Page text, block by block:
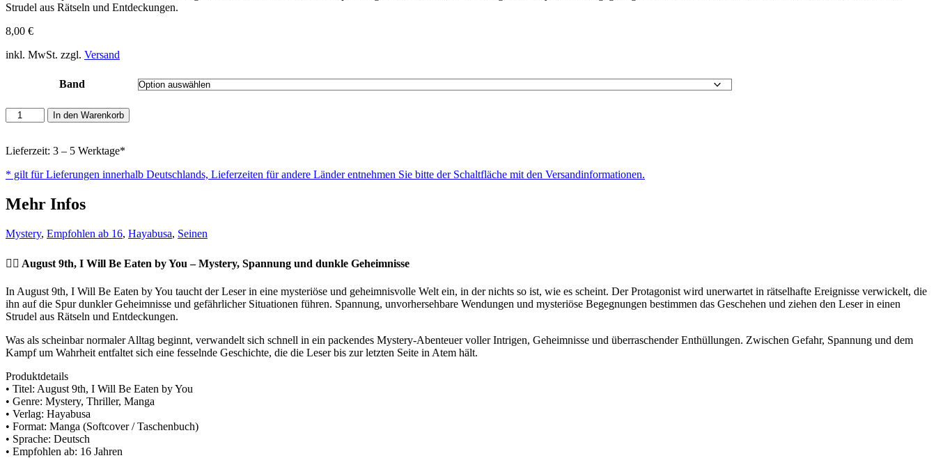
Strudel aus Rätseln und Entdeckungen.
8,00 €
inkl. MwSt. zzgl. Versand
Band
August
9th,
will
eaten
you
Menge
In den Warenkorb
Lieferzeit: 3 – 5 Werktage*
* gilt für Lieferungen innerhalb Deutschlands, Lieferzeiten für andere Länder entnehmen Sie bitte der Schaltfläche mit den Versandinformationen.
Mehr Infos
Mystery, Empfohlen ab 16, Hayabusa, Seinen
🕵️‍♂️ August 9th, I Will Be Eaten by You – Mystery, Spannung und dunkle Geheimnisse
In August 9th, I Will Be Eaten by You taucht der Leser in eine mysteriöse und geheimnisvolle Welt ein, in der nichts so ist, wie es scheint. Der Protagonist wird unerwartet in rätselhafte Ereignisse verwickelt, die
ihn auf die Spur dunkler Geheimnisse und gefährlicher Situationen führen. Spannung, unvorhersehbare Wendungen und mysteriöse Begegnungen bestimmen das Geschehen und ziehen den Leser in einen
Strudel aus Rätseln und Entdeckungen.
Was als scheinbar normaler Alltag beginnt, verwandelt sich schnell in ein packendes Mystery-Abenteuer voller Intrigen, Geheimnisse und überraschender Enthüllungen. Zwischen Gefahr, Spannung und dem
Kampf um Wahrheit entfaltet sich eine fesselnde Geschichte, die die Leser bis zur letzten Seite in Atem hält.
Produktdetails
• Titel: August 9th, I Will Be Eaten by You
• Genre: Mystery, Thriller, Manga
• Verlag: Hayabusa
• Format: Manga (Softcover / Taschenbuch)
• Sprache: Deutsch
• Empfohlen ab: 16 Jahren